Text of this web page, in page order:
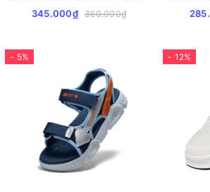
345.000₫ 360.000₫
- 5% - 12%